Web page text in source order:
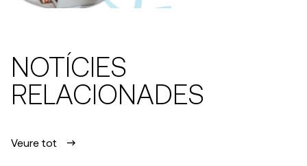
NOTÍCIES
RELACIONADES
Veure tot